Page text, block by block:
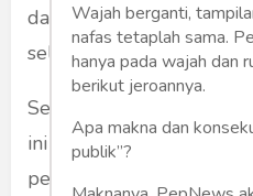
dan tak segan-segan
selama kepentingannya
Setelah berbincang
ini tak hanya terjadi pada
pernah, dan bahkan
Wajah berganti,
nafas tetaplah sama.
hanya pada wajah dan
berikut jeroannya.
Apa makna dan
publik”?